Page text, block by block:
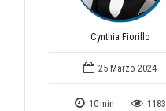
Cynthia Fiorillo
25 Marzo 2024
10 min
1183